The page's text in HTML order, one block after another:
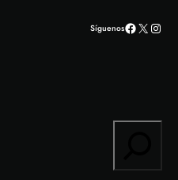
SíguenosFacebook
X